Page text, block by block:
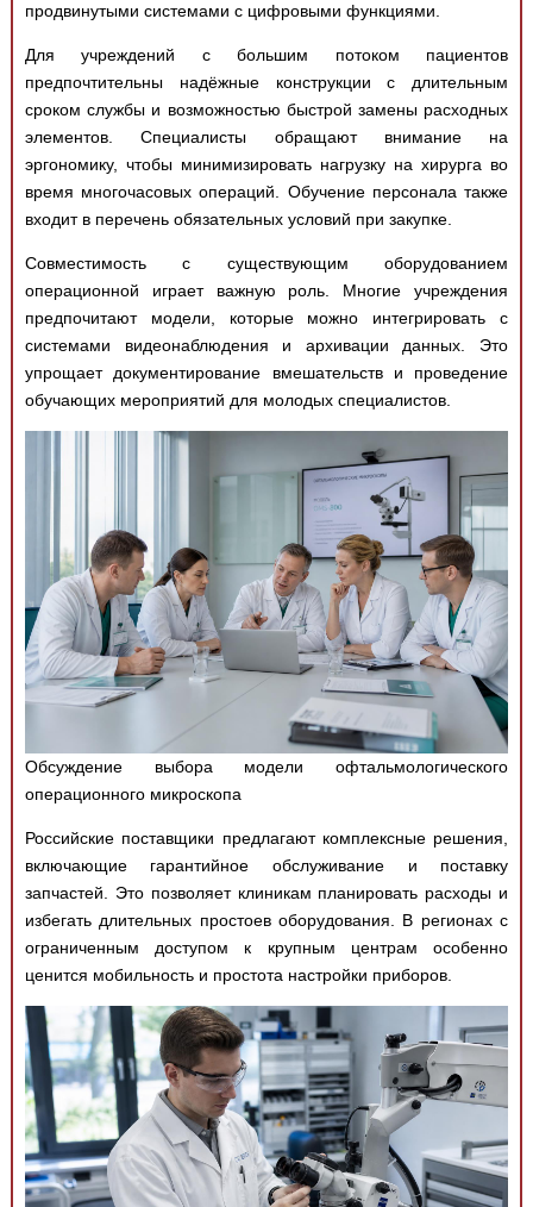
продвинутыми системами с цифровыми функциями.
Для учреждений с большим потоком пациентов
предпочтительны надёжные конструкции с длительным
сроком службы и возможностью быстрой замены расходных
элементов. Специалисты обращают внимание на
эргономику, чтобы минимизировать нагрузку на хирурга во
время многочасовых операций. Обучение персонала также
входит в перечень обязательных условий при закупке.
Совместимость с существующим оборудованием
операционной играет важную роль. Многие учреждения
предпочитают модели, которые можно интегрировать с
системами видеонаблюдения и архивации данных. Это
упрощает документирование вмешательств и проведение
обучающих мероприятий для молодых специалистов.
Обсуждение выбора модели офтальмологического
операционного микроскопа
Российские поставщики предлагают комплексные решения,
включающие гарантийное обслуживание и поставку
запчастей. Это позволяет клиникам планировать расходы и
избегать длительных простоев оборудования. В регионах с
ограниченным доступом к крупным центрам особенно
ценится мобильность и простота настройки приборов.